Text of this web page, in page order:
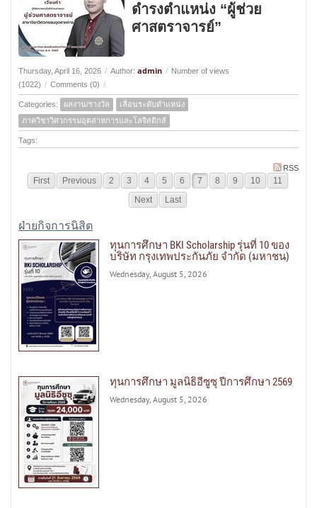
ดำรงตำแหน่ง “ผู้ช่วย
ศาสตราจารย์”
Thursday, April 16, 2026 / Author: admin / Number of views
(1022) / Comments (0) /
Categories: ผลงาน/รางวัล
เลื่อนระดับตำแหน่ง
ภาควิชาวิศวกรรมอุตสาหการและโลจิสติกส์
Tags:
RSS
First Previous 2 3 4 5 6 7 8 9 10
11
Next
Last
ฝ่ายกิจการนิสิต
ทุนการศึกษา BKI Scholarship รุ่นที่ 10 ของ
บริษัท กรุงเทพประกันภัย จำกัด (มหาชน)
Wednesday, August 5, 2026
ทุนการศึกษา มูลนิธิอีซูซุ ปีการศึกษา 2569
Wednesday, August 5, 2026